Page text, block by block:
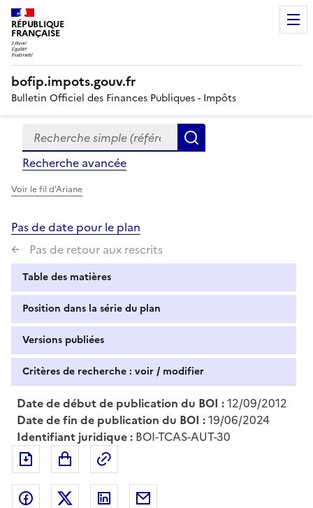
RÉPUBLIQUE
FRANÇAISE
bofip.impots.gouv.fr
Bulletin Officiel des Finances Publiques - Impôts
Formulaire
de
recherche
Recherche simple (références, mots clés, partie du
Recherche avancée
Voir le fil d'Ariane
Pas de date pour le plan
Pas de retour aux rescrits
Table des matières
Position dans la série du plan
Versions publiées
Critères de recherche : voir / modifier
Date de début de publication du BOI :12/09/2012
Date de fin de publication du BOI :19/06/2024
Identifiant juridique : BOI-TCAS-AUT-30
Exporter le document au format pdf
Partager sur Facebook
Partager sur Twitter
Partager sur LinkedIn